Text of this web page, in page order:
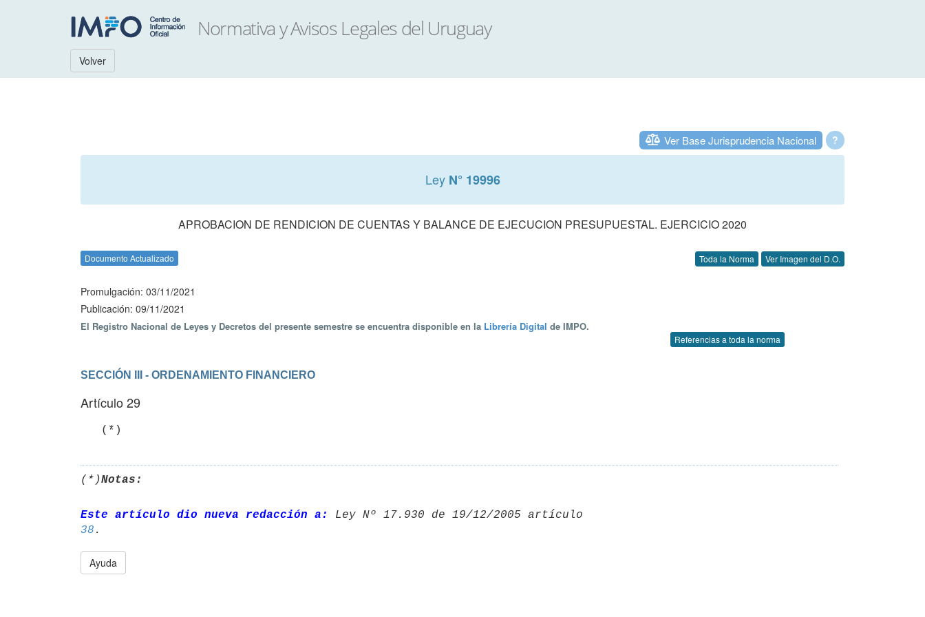
Volver
?
Ver Base Jurisprudencia Nacional
Ley N° 19996
APROBACION DE RENDICION DE CUENTAS Y BALANCE DE EJECUCION PRESUPUESTAL. EJERCICIO 2020
Documento Actualizado Toda la Norma Ver Imagen del D.O.
Promulgación: 03/11/2021
Publicación: 09/11/2021
El Registro Nacional de Leyes y Decretos del presente semestre se encuentra disponible en la Librería Digital de IMPO.
Referencias a toda la norma
SECCIÓN III - ORDENAMIENTO FINANCIERO
Artículo 29
(*)Notas:
Este artículo dio nueva redacción a:
38
Ayuda